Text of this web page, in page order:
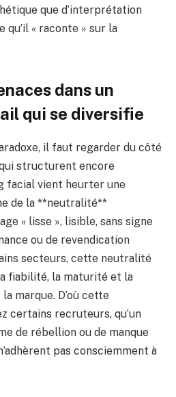
que d’interprétation
qu’il « raconte » sur la
dans un
qui se diversifie
il faut regarder du côté
structurent encore
facial vient heurter une
de la **neutralité**
« lisse », lisible, sans signe
ou de revendication
secteurs, cette neutralité
fiabilité, la maturité et la
marque. D’où cette
certains recruteurs, qu’un
de rébellion ou de manque
pas consciemment à